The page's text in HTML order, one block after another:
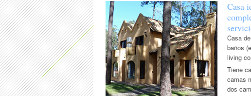
Casa
Casa
baños
living
Tiene
camas
dos